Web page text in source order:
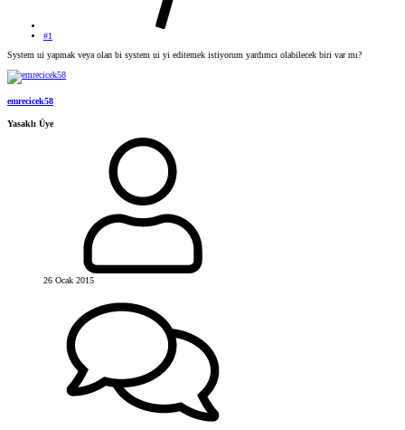
#1
System ui yapmak veya olan bi system ui yi editemek istiyorum yardımcı olabilecek biri var mı?
emrecicek58
Yasaklı Üye
26 Ocak 2015